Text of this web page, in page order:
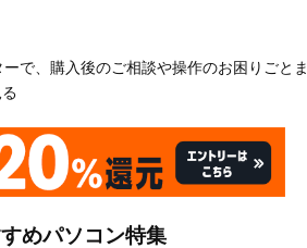
で、購入後のご相談や操作のお困りごと
めパソコン特集